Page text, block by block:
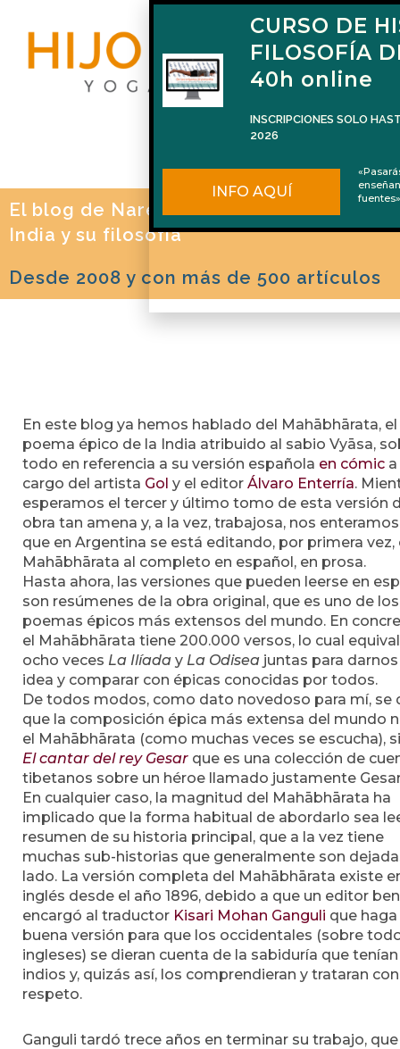
El blog de Naren Herrero sobre Yoga, la
India y su filosofía
Desde 2008 y con más de 500 artículos
En este blog ya hemos hablado del Mahābhārata, el
poema épico de la India atribuido al sabio Vyāsa,
todo en referencia a su versión española en cómic a
cargo del artista Gol y el editor Álvaro Enterría.
esperamos el tercer y último tomo de esta versión
obra tan amena y, a la vez, trabajosa, nos
que en Argentina se está editando, por primera vez,
Mahābhārata al completo en español, en prosa.
Hasta ahora, las versiones que pueden leerse en
son resúmenes de la obra original, que es uno de los
poemas épicos más extensos del mundo. En
el Mahābhārata tiene 200.000 versos, lo cual
ocho veces La Ilíada y La Odisea juntas para
idea y comparar con épicas conocidas por todos.
De todos modos, como dato novedoso para mí, se
que la composición épica más extensa del mundo
el Mahābhārata (como muchas veces se escucha),
El cantar del rey Gesar que es una colección de
tibetanos sobre un héroe llamado justamente
En cualquier caso, la magnitud del Mahābhārata ha
implicado que la forma habitual de abordarlo sea
resumen de su historia principal, que a la vez tiene
muchas sub-historias que generalmente son
lado. La versión completa del Mahābhārata existe
inglés desde el año 1896, debido a que un editor
encargó al traductor Kisari Mohan Ganguli que haga
buena versión para que los occidentales (sobre
ingleses) se dieran cuenta de la sabiduría que
indios y, quizás así, los comprendieran y trataran
respeto.
Ganguli tardó trece años en terminar su trabajo, que
CURSO DE
FILOSOFÍA
40h online
INSCRIPCIONES SOLO
2026
INFO AQUÍ
fuentes»